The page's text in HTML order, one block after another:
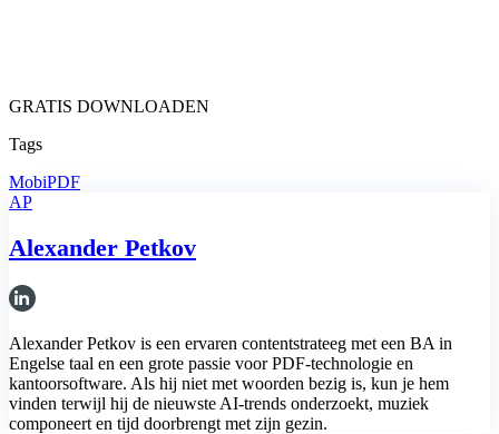
GRATIS DOWNLOADEN
Tags
MobiPDF
AP
Alexander Petkov
Alexander Petkov is een ervaren contentstrateeg met een BA in
Engelse taal en een grote passie voor PDF-technologie en
kantoorsoftware. Als hij niet met woorden bezig is, kun je hem
vinden terwijl hij de nieuwste AI-trends onderzoekt, muziek
componeert en tijd doorbrengt met zijn gezin.